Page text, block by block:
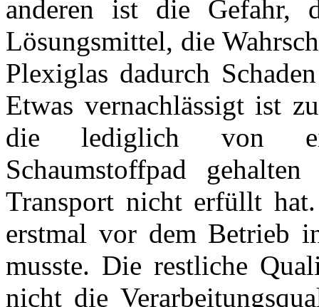
anderen ist die Gefahr,
Lösungsmittel, die
Plexiglas dadurch
Etwas vernachlässigt ist
die lediglich von
Schaumstoffpad
Transport nicht erfüllt
erstmal vor dem Betrieb
musste. Die restliche
nicht die